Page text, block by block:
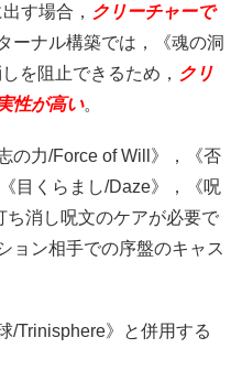
す場合， クリーチャーで
ーナル構築では，《魂の洞
を阻止できるため， クリ
性が高い。
の力/Force of Will》，《否
目くらまし/Daze》，《呪
消し呪文のケアが必要で
ョン相手での序盤のキャス
/Trinisphere》と併用する